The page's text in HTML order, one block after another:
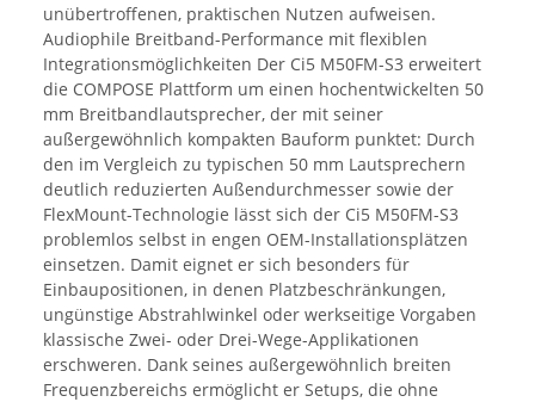
unübertroffenen, praktischen Nutzen aufweisen.
Audiophile Breitband-Performance mit flexiblen
Integrationsmöglichkeiten Der Ci5 M50FM-S3 erweitert
die COMPOSE Plattform um einen hochentwickelten 50
mm Breitbandlautsprecher, der mit seiner
außergewöhnlich kompakten Bauform punktet: Durch
den im Vergleich zu typischen 50 mm Lautsprechern
deutlich reduzierten Außendurchmesser sowie der
FlexMount-Technologie lässt sich der Ci5 M50FM-S3
problemlos selbst in engen OEM-Installationsplätzen
einsetzen. Damit eignet er sich besonders für
Einbaupositionen, in denen Platzbeschränkungen,
ungünstige Abstrahlwinkel oder werkseitige Vorgaben
klassische Zwei- oder Drei-Wege-Applikationen
erschweren. Dank seines außergewöhnlich breiten
Frequenzbereichs ermöglicht er Setups, die ohne